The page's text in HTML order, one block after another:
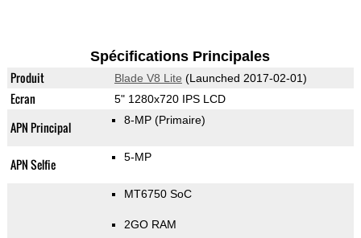
Spécifications Principales
Produit Blade V8 Lite (Launched 2017-02-01)
Ecran 5" 1280x720 IPS LCD
APN Principal 8-MP (Primaire)
APN Selfie 5-MP
MT6750 SoC
2GO RAM